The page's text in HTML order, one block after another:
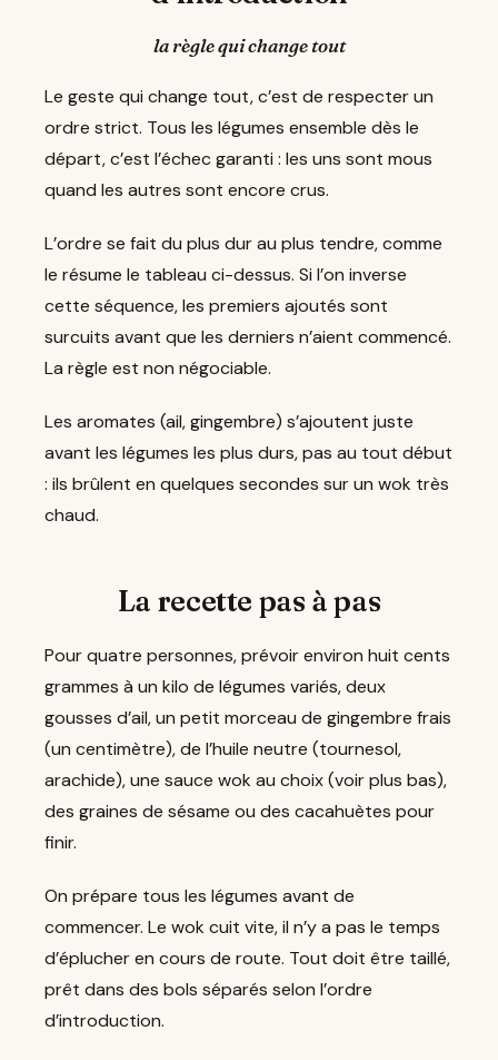
la règle qui change tout
Le geste qui change tout, c’est de respecter un
ordre strict. Tous les légumes ensemble dès le
départ, c’est l’échec garanti : les uns sont mous
quand les autres sont encore crus.
L’ordre se fait du plus dur au plus tendre, comme
le résume le tableau ci-dessus. Si l’on inverse
cette séquence, les premiers ajoutés sont
surcuits avant que les derniers n’aient commencé.
La règle est non négociable.
Les aromates (ail, gingembre) s’ajoutent juste
avant les légumes les plus durs, pas au tout début
: ils brûlent en quelques secondes sur un wok très
chaud.
La recette pas à pas
Pour quatre personnes, prévoir environ huit cents
grammes à un kilo de légumes variés, deux
gousses d’ail, un petit morceau de gingembre frais
(un centimètre), de l’huile neutre (tournesol,
arachide), une sauce wok au choix (voir plus bas),
des graines de sésame ou des cacahuètes pour
finir.
On prépare tous les légumes avant de
commencer. Le wok cuit vite, il n’y a pas le temps
d’éplucher en cours de route. Tout doit être taillé,
prêt dans des bols séparés selon l’ordre
d’introduction.